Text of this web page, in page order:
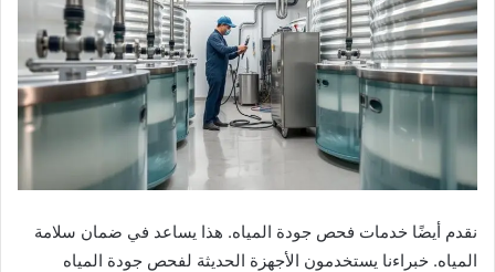
نقدم أيضًا خدمات فحص جودة المياه. هذا يساعد في ضمان سلامة
المياه. خبراءنا يستخدمون الأجهزة الحديثة لفحص جودة المياه